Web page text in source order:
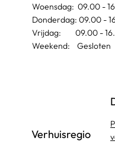
Verhuisregio
Woensdag: 09.00 -
Donderdag: 09.00 -
Vrijdag: 09.00 -
Weekend: Gesloten